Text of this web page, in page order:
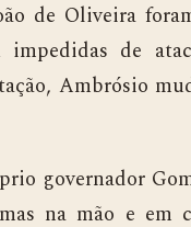
de Oliveira
impedidas de
Ambrósio
governador
na mão e em